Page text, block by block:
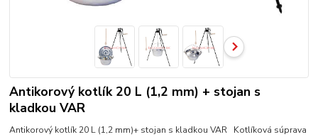
Antikorový kotlík 20 L (1,2 mm) + stojan s
kladkou VAR
Antikorový kotlík 20 L (1,2 mm)+ stojan s kladkou VAR Kotlíková súprava